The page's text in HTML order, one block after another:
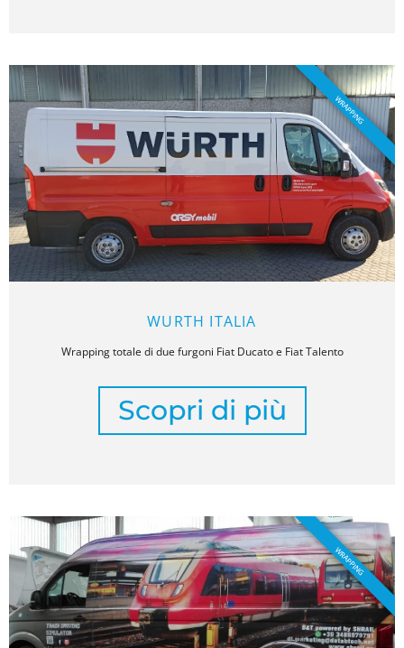
WURTH ITALIA
Wrapping totale di due furgoni Fiat Ducato e Fiat Talento
Scopri di più
WRAPPING
WRAPPING